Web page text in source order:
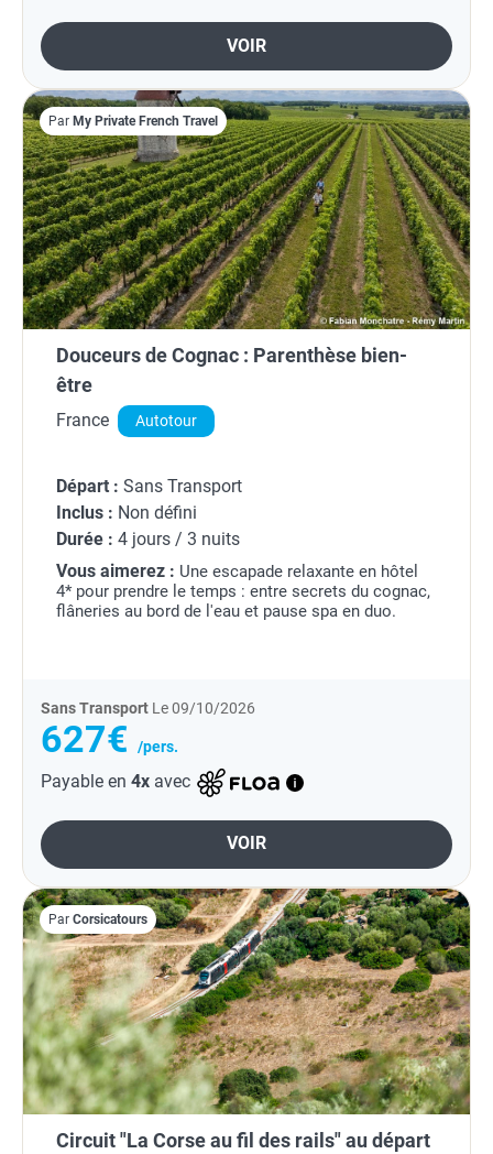
VOIR
Par My Private French Travel
Douceurs de Cognac : Parenthèse bien-
être
France Autotour
Départ : Sans Transport
Inclus : Non défini
Durée : 4 jours / 3 nuits
Vous aimerez : Une escapade relaxante en hôtel
4* pour prendre le temps : entre secrets du cognac,
flâneries au bord de l'eau et pause spa en duo.
Sans Transport Le 09/10/2026
627€ /pers.
Payable en 4x avec
VOIR
Par Corsicatours
Circuit "La Corse au fil des rails" au départ